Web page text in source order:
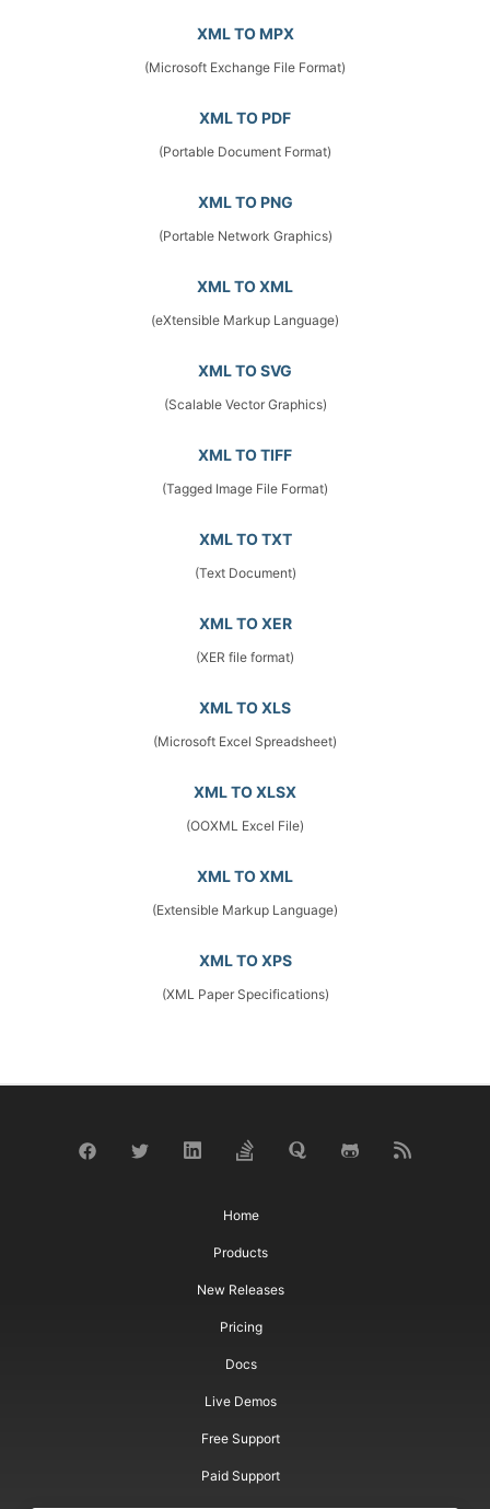
XML TO MPX
(Microsoft Exchange File Format)
XML TO PDF
(Portable Document Format)
XML TO PNG
(Portable Network Graphics)
XML TO XML
(eXtensible Markup Language)
XML TO SVG
(Scalable Vector Graphics)
XML TO TIFF
(Tagged Image File Format)
XML TO TXT
(Text Document)
XML TO XER
(XER file format)
XML TO XLS
(Microsoft Excel Spreadsheet)
XML TO XLSX
(OOXML Excel File)
XML TO XML
(Extensible Markup Language)
XML TO XPS
(XML Paper Specifications)
Home
Products
New Releases
Pricing
Docs
Live Demos
Free Support
Paid Support